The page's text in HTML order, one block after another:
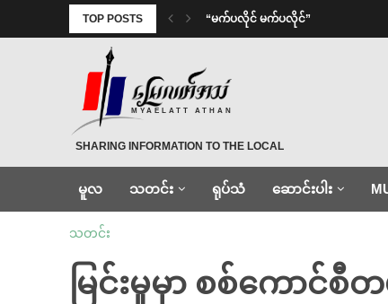
TOP POSTS ⁨ ⁨“မက်ပလိုင် မက်ပလိုင်”
MYAELATT ATHAN
SHARING INFORMATION TO THE LOCAL
မူလ သတင်း ရုပ်သံ ဆောင်းပါး
သတင်း
မြင်းမူမှာ စစ်ကောင်